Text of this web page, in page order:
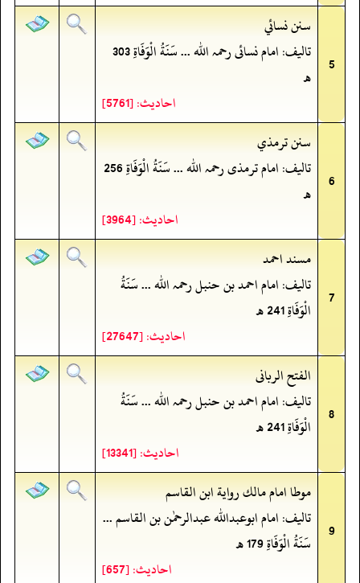
5
سنن نسائي
تالیف: امام نسائی رحمہ اللہ ... سَنَةُ الْوَفَاةِ 303
ھ
احادیث: [5761]
6
سنن ترمذي
تالیف: امام ترمذی رحمہ اللہ ... سَنَةُ الْوَفَاةِ 256
ھ
احادیث: [3964]
7
مسند احمد
تالیف: امام احمد بن حنبل رحمہ اللہ ... سَنَةُ
الْوَفَاةِ 241 ھ
احادیث: [27647]
8
الفتح الربانی
تالیف: امام احمد بن حنبل رحمہ اللہ ... سَنَةُ
الْوَفَاةِ 241 ھ
احادیث: [13341]
9
موطا امام مالك رواية ابن القاسم
تالیف: امام ابوعبداللہ عبدالرحمٰن بن القاسم ...
سَنَةُ الْوَفَاةِ 179 ھ
احادیث: [657]